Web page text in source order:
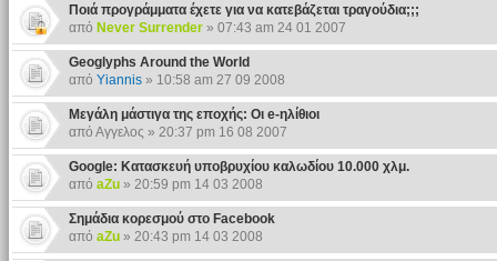
Ποιά προγράμματα έχετε για να κατεβάζεται τραγούδια;;;
από Never Surrender» 07:43 am 24 01 2007
Geoglyphs Around the World
από Yiannis» 10:58 am 27 09 2008
Μεγάλη μάστιγα της εποχής: Οι e-ηλίθιοι
από Αγγελος » 20:37 pm 16 08 2007
Google: Κατασκευή υποβρυχίου καλωδίου 10.000 χλμ.
από aZu» 20:59 pm 14 03 2008
Σημάδια κορεσμού στο Facebook
από aZu» 20:43 pm 14 03 2008